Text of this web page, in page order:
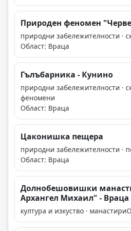
Природен феномен
природни забележителности ·
Област: Враца
Гълъбарника - Кунино
природни забележителности ·
феномени
Област: Враца
Цаконишка пещера
природни забележителности ·
Област: Враца
Долнобешовишки
Архангел Михаил" - Враца
култура и изкуство · манастири